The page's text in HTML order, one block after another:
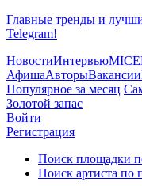
Главные тренды и
Telegram!
НовостиИнтервьюMICE
АфишаАвторыВакансии
Популярное за месяц
Золотой запас
Войти
Регистрация
Поиск площадки
Поиск артиста по